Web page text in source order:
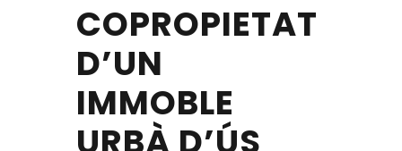
COPROPIETAT
D’UN
IMMOBLE